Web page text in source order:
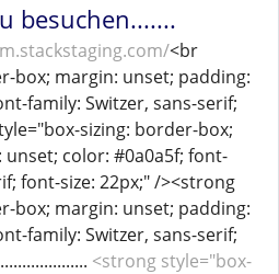
besuchen.......
<br
box; margin: unset; padding:
family: Switzer, sans-serif;
sizing: border-box;
color: #0a0a5f; font-
font-size: 22px;" /><strong
box; margin: unset; padding:
family: Switzer, sans-serif;
<strong style="box-